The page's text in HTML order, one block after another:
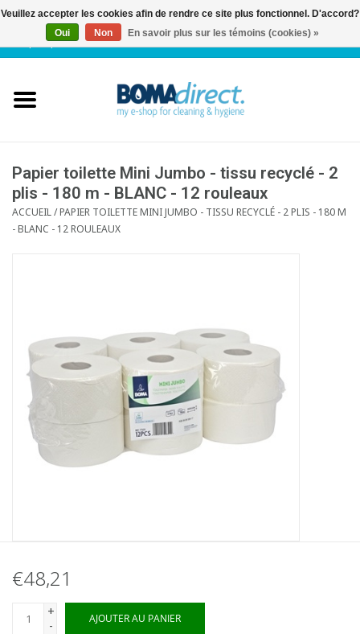
FR| 0 Articles
Service client
Blog
Papier toilette Mini Jumbo - tissu recyclé - 2
plis - 180 m - BLANC - 12 rouleaux
ACCUEIL/PAPIER TOILETTE MINI JUMBO - TISSU RECYCLÉ - 2 PLIS - 180 M
- BLANC - 12 ROULEAUX
€48,21
+
-
AJOUTER AU PANIER
Veuillez accepter les cookies afin de rendre ce site plus fonctionnel. D'accord?
Oui
Non En savoir plus sur les témoins (cookies) »